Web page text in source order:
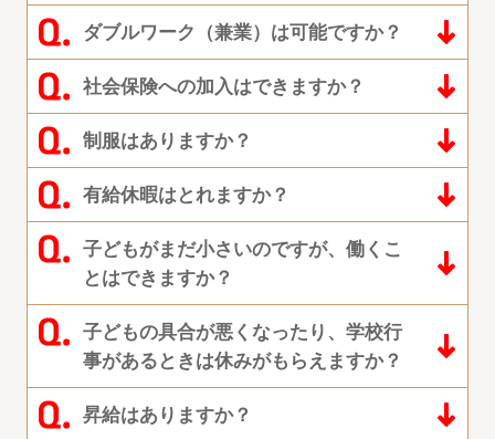
ダブルワーク（兼業）は可能ですか？
社会保険への加入はできますか？
制服はありますか？
有給休暇はとれますか？
子どもがまだ小さいのですが、働くこ
とはできますか？
子どもの具合が悪くなったり、学校行
事があるときは休みがもらえますか？
昇給はありますか？